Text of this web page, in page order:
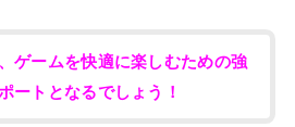
ゲームを快適に楽しむための強
ートとなるでしょう！